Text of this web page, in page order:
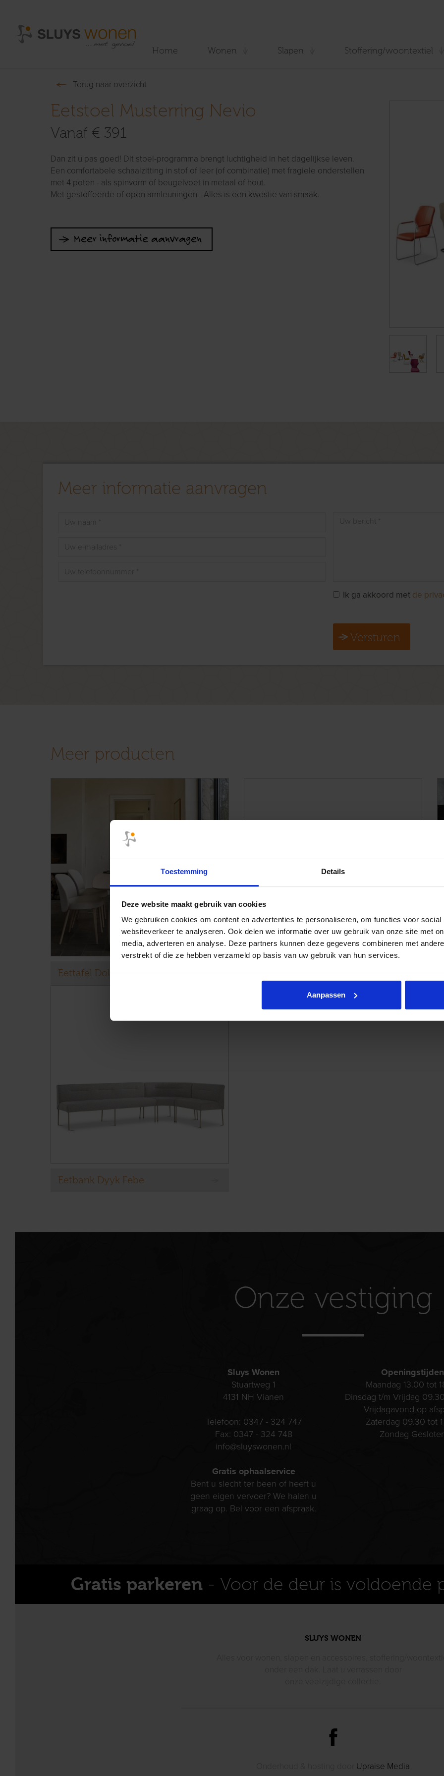
Toestemming Details
Deze website maakt gebruik van cookies
We gebruiken cookies om content en advertenties te personaliseren, om functies voor
websiteverkeer te analyseren. Ook delen we informatie over uw gebruik van onze site met
media, adverteren en analyse. Deze partners kunnen deze gegevens combineren met
verstrekt of die ze hebben verzameld op basis van uw gebruik van hun services.
Aanpassen
Home Wonen Slapen Stoffering/woontextiel
Terug naar overzicht
Eetstoel Musterring Nevio
Vanaf € 391
Dan zit u pas goed! Dit stoel-programma brengt luchtigheid in het dagelijkse leven.
Een comfortabele schaalzitting in stof of leer (of combinatie) met fragiele onderstellen
met 4 poten - als spinvorm of beugelvoet in metaal of hout.
Met gestoffeerde of open armleuningen - Alles is een kwestie van smaak.
Meer informatie aanvragen
Meer informatie aanvragen
Ik ga akkoord met de
Versturen
Meer producten
Eettafel Dolmen Eettafel Dyyk Donato
Eetbank Dyyk Febe
Onze vestiging
Sluys Wonen
Stuartweg 1
4131 NH Vianen
Telefoon: 0347 - 324 747
Fax: 0347 - 324 748
info@sluyswonen.nl
Gratis ophaalservice
Bent u slecht ter been of heeft u
geen eigen vervoer? We halen u
graag op. Bel voor een afspraak.
Openingstijden
Maandag 13.00 tot
Dinsdag t/m Vrijdag
Vrijdagavond op
Zaterdag 09.30 tot
Zondag
Gratis parkeren - Voor de deur is voldoende
SLUYS WONEN
Upraise Media